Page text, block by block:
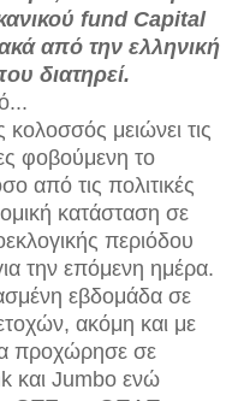
fund Capital
από την ελληνική
διατηρεί.
μειώνει τις
φοβούμενη το
από τις πολιτικές
κατάσταση σε
περιόδου
την επόμενη ημέρα.
εβδομάδα σε
ακόμη και με
προχώρησε σε
και Jumbo ενώ